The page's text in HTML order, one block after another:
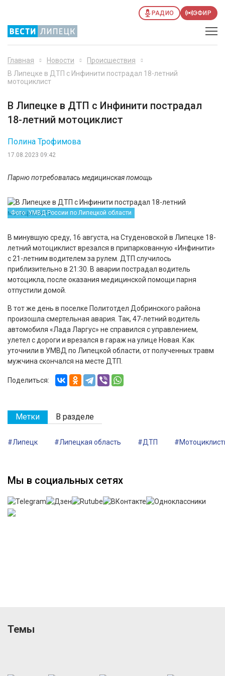
РАДИО ЭФИР
Главная Новости
Происшествия
В Липецке в ДТП с Инфинити пострадал 18-летний
мотоциклист
В Липецке в ДТП с Инфинити пострадал
18-летний мотоциклист
17.08.2023 09:42
Полина Трофимова
Парню потребовалась медицинская помощь
Фото: УМВД России по Липецкой области
В минувшую среду, 16 августа, на Студеновской в Липецке 18-
летний мотоциклист врезался в припаркованную «Инфинити»
с 21-летним водителем за рулем. ДТП случилось
приблизительно в 21:30. В аварии пострадал водитель
мотоцикла, после оказания медицинской помощи парня
отпустили домой.
В тот же день в поселке Политотдел Добринского района
произошла смертельная авария. Так, 47-летний водитель
автомобиля «Лада Ларгус» не справился с управлением,
улетел с дороги и врезался в гараж на улице Новая. Как
уточнили в УМВД по Липецкой области, от полученных травм
мужчина скончался на месте ДТП.
Поделиться:
Метки В разделе
#Липецк #Липецкая область #ДТП
Мы в социальных сетях
Темы